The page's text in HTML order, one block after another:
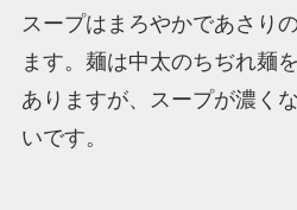
スープはまろやかであさり
ます。麺は中太のちぢれ麺
ありますが、スープが濃く
いです。